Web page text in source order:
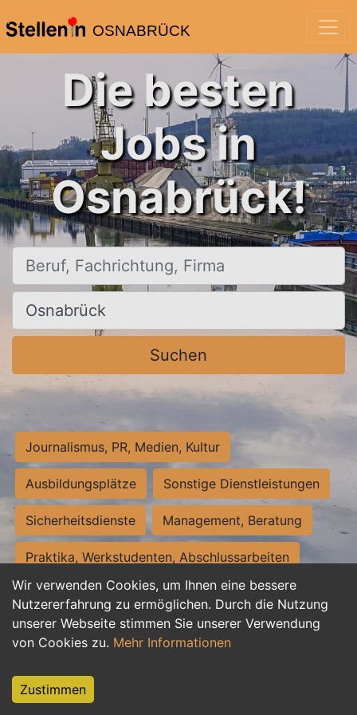
OSNABRÜCK
Wir verwenden Cookies, um Ihnen eine bessere
Nutzererfahrung zu ermöglichen. Durch die Nutzung
unserer Webseite stimmen Sie unserer Verwendung
von Cookies zu. Mehr Informationen
Zustimmen
Die besten
Jobs in
Osnabrück!
Beruf, Fachrichtung, Firma
Ort, Stadt
Suchen
Journalismus, PR, Medien, Kultur
Ausbildungsplätze Sonstige Dienstleistungen
Sicherheitsdienste Management, Beratung
Praktika, Werkstudenten, Abschlussarbeiten
Personalwesen Assistenz, Sekretariat
Hilfskräfte, Aushilfs- und Nebenjobs
Weiterbildung, Studium, duale Ausbildung